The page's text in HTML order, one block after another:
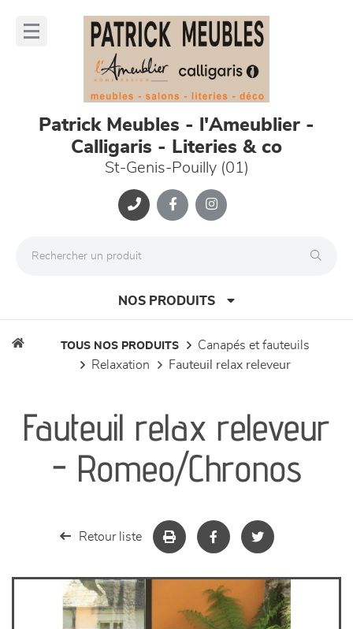
Patrick Meubles - l'Ameublier -
Calligaris - Literies & co
St-Genis-Pouilly (01)
NOS PRODUITS
séjours
meubles de complément
décoration
TOUS NOS PRODUITS
canapés et fauteuils
relaxation
fauteuil relax releveur
Fauteuil relax releveur
- Romeo/Chronos
Retour liste